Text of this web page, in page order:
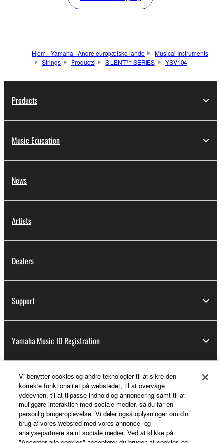
Hjem - Yamaha - Andre europæiske lande
Musical Instruments
Strings
Products SILENT™ SERIES YSV104
Products
Music Education
News
Artists
Dealers
Support
Yamaha Music ID Registration
About Yamaha
Danmark - English
Business
Vi benytter cookies og andre teknologier til at sikre den
korrekte funktionalitet på webstedet, til at overvåge
ydeevnen, til at tilpasse indhold og annoncering samt til at
muliggøre interaktion med sociale medier, så du får en
personlig brugeroplevelse. Vi deler også oplysninger om din
brug af vores websted med vores annonce- og
analysepartnere samt sociale medier. Ved at klikke på